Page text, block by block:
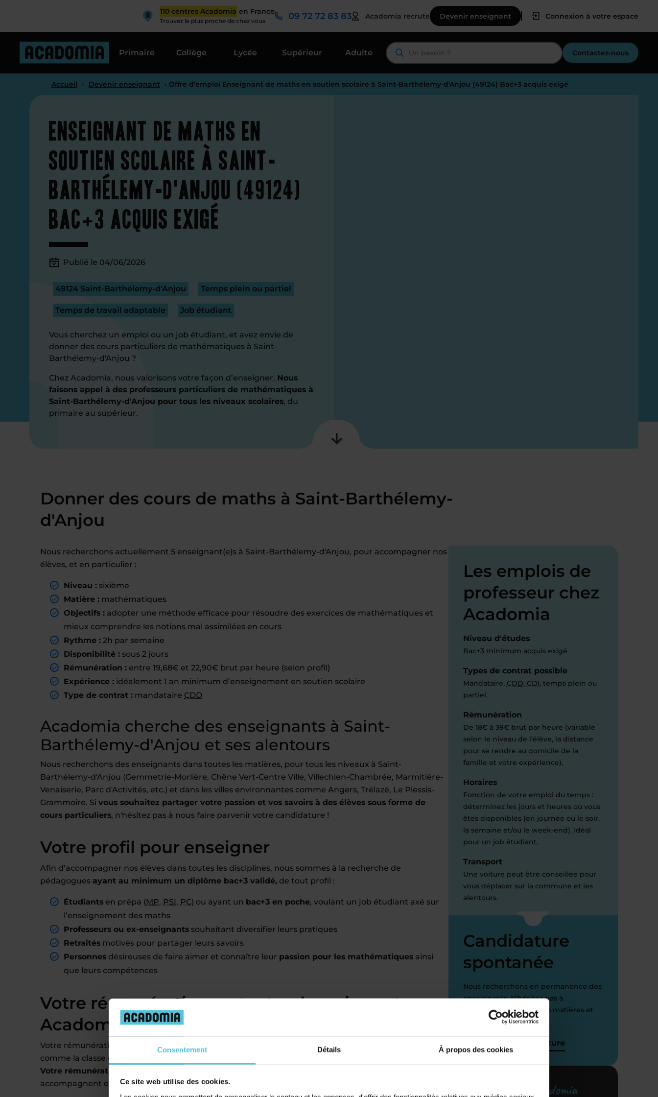
Consentement Détails À propos des cookies
Ce site web utilise des cookies.
110 centres Acadomia en France
Trouvez le plus proche de chez vous 09 72 72 83 83 Acadomia recrute Devenir enseignant Connexion à votre espace
Primaire Collège Lycée Supérieur Adulte Contactez-nous
Accueil › Devenir enseignant › Offre d’emploi Enseignant de maths en soutien scolaire à Saint-Barthélemy-d'Anjou (49124) Bac+3 acquis exigé
Enseignant de maths en
soutien scolaire à Saint-
Barthélemy-d'Anjou (49124)
Bac+3 acquis exigé
Publié le 04/06/2026
49124 Saint-Barthélemy-d'Anjou Temps plein ou partiel
Temps de travail adaptable Job étudiant
Vous cherchez un emploi ou un job étudiant, et avez envie de
donner des cours particuliers de mathématiques à Saint-
Barthélemy-d'Anjou ?
Chez Acadomia, nous valorisons votre façon d’enseigner. Nous
faisons appel à des professeurs particuliers de mathématiques à
Saint-Barthélemy-d'Anjou pour tous les niveaux scolaires, du
primaire au supérieur.
Donner des cours de maths à Saint-Barthélemy-
d'Anjou
Nous recherchons actuellement 5 enseignant(e)s à Saint-Barthélemy-d'Anjou, pour accompagner nos
élèves, et en particulier :
Niveau : sixième
Matière : mathématiques
Objectifs : adopter une méthode efficace pour résoudre des exercices de mathématiques et
mieux comprendre les notions mal assimilées en cours
Rythme : 2h par semaine
Disponibilité : sous 2 jours
Rémunération : entre 19,68€ et 22,90€ brut par heure (selon profil)
Expérience : idéalement 1 an minimum d’enseignement en soutien scolaire
Type de contrat : mandataire CDD
Acadomia cherche des enseignants à Saint-
Barthélemy-d'Anjou et ses alentours
Nous recherchons des enseignants dans toutes les matières, pour tous les niveaux à Saint-
Barthélemy-d'Anjou (Gemmetrie-Morlière, Chêne Vert-Centre Ville, Villechien-Chambrée, Marmitière-
Venaiserie, Parc d'Activités, etc.) et dans les villes environnantes comme Angers, Trélazé, Le Plessis-
Grammoire. Si vous souhaitez partager votre passion et vos savoirs à des élèves sous forme de
cours particuliers, n'hésitez pas à nous faire parvenir votre candidature !
Votre profil pour enseigner
Afin d’accompagner nos élèves dans toutes les disciplines, nous sommes à la recherche de
pédagogues ayant au minimum un diplôme bac+3 validé, de tout profil :
Étudiants en prépa (MP, PSI, PC) ou ayant un bac+3 en poche, voulant un job étudiant axé sur
l’enseignement des maths
Professeurs ou ex-enseignants souhaitant diversifier leurs pratiques
Retraités motivés pour partager leurs savoirs
Personnes désireuses de faire aimer et connaître leur passion pour les mathématiques ainsi
que leurs compétences
Votre rémunération en tant qu’enseignant
Acadomia
Votre rémunération pourra être variable. Elle sera déterminée en fonction de plusieurs critères
comme la classe de l’élève, la durée des sessions et votre expérience.
Votre rémunération sera aussi tributaire du nombre d’élèves suivis
accompagnent en moyenne 4 élèves par semaine.
Les emplois de
professeur chez
Acadomia
Niveau d'études
Bac+3 minimum acquis exigé
Types de contrat possible
Mandataire, CDD, CDI, temps plein ou
partiel.
Rémunération
De 18€ à 39€ brut par heure (variable
selon le niveau de l’élève, la distance
pour se rendre au domicile de la
famille et votre expérience).
Horaires
Fonction de votre emploi du temps :
déterminez les jours et heures où vous
êtes disponibles (en journée ou le soir,
la semaine et/ou le week-end). Idéal
pour un job étudiant.
Transport
Une voiture peut être conseillée pour
vous déplacer sur la commune et les
alentours.
Candidature
spontanée
Nous recherchons en permanence des
enseignants. N’hésitez pas à
candidater pour d’autres matières et
niveaux scolaires.
J’envoie ma candidature
Votre centre Acadomia